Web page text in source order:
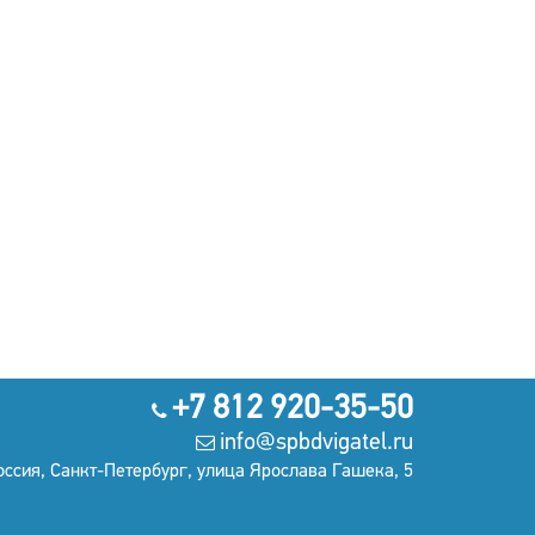
+7 812 920-35-50
info@spbdvigatel.ru
Санкт-Петербург, улица Ярослава Гашека, 5